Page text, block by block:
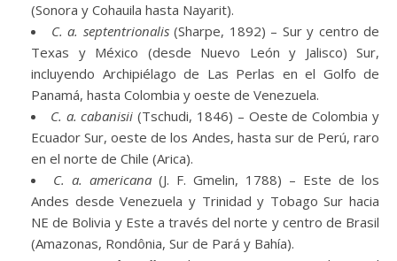
(Sonora y Cohauila hasta Nayarit).
C. a. septentrionalis(Sharpe, 1892) – Sur y centro de
Texas y México (desde Nuevo León y Jalisco) Sur,
incluyendo Archipiélago de Las Perlas en el Golfo de
Panamá, hasta Colombia y oeste de Venezuela.
C. a. cabanisii (Tschudi, 1846) – Oeste de Colombia y
Ecuador Sur, oeste de los Andes, hasta sur de Perú, raro
en el norte de Chile (Arica).
C. a. americana (J. F. Gmelin, 1788) – Este de los
Andes desde Venezuela y Trinidad y Tobago Sur hacia
NE de Bolivia y Este a través del norte y centro de Brasil
(Amazonas, Rondônia, Sur de Pará y Bahía).